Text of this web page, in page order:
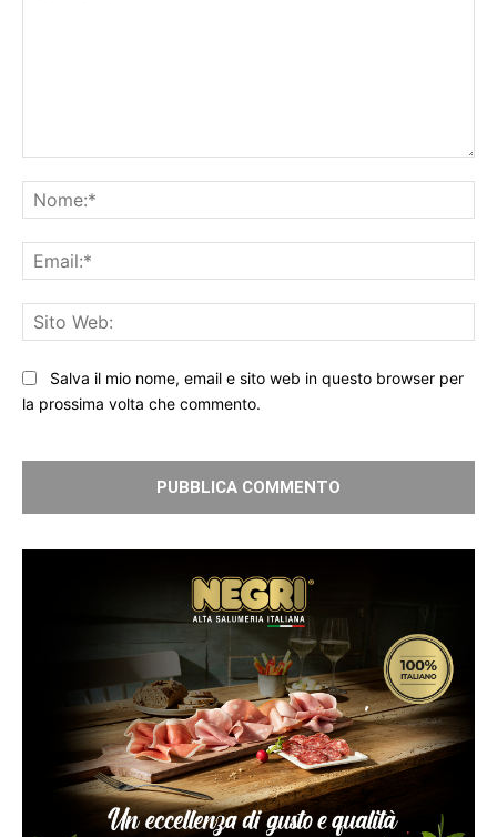
Salva il mio nome, email e sito web in questo browser per
la prossima volta che commento.